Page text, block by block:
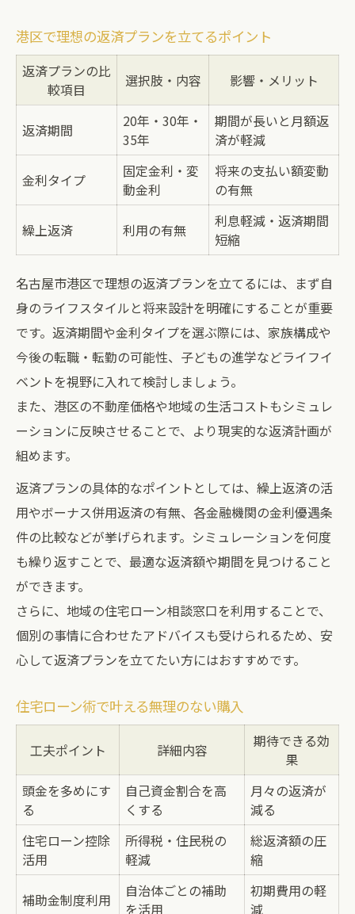
港区で理想の返済プランを立てるポイント
返済プランの比
較項目
選択肢・内容 影響・メリット
返済期間
20年・30年・
35年
期間が長いと月額返
済が軽減
金利タイプ
固定金利・変
動金利
将来の支払い額変動
の有無
繰上返済 利用の有無
利息軽減・返済期間
短縮
名古屋市港区で理想の返済プランを立てるには、まず自
身のライフスタイルと将来設計を明確にすることが重要
です。返済期間や金利タイプを選ぶ際には、家族構成や
今後の転職・転勤の可能性、子どもの進学などライフイ
ベントを視野に入れて検討しましょう。
また、港区の不動産価格や地域の生活コストもシミュレ
ーションに反映させることで、より現実的な返済計画が
組めます。
返済プランの具体的なポイントとしては、繰上返済の活
用やボーナス併用返済の有無、各金融機関の金利優遇条
件の比較などが挙げられます。シミュレーションを何度
も繰り返すことで、最適な返済額や期間を見つけること
ができます。
さらに、地域の住宅ローン相談窓口を利用することで、
個別の事情に合わせたアドバイスも受けられるため、安
心して返済プランを立てたい方にはおすすめです。
住宅ローン術で叶える無理のない購入
工夫ポイント 詳細内容
期待できる効
果
頭金を多めにす
る
自己資金割合を高
くする
月々の返済が
減る
住宅ローン控除
活用
所得税・住民税の
軽減
総返済額の圧
縮
補助金制度利用
自治体ごとの補助
を活用
初期費用の軽
減